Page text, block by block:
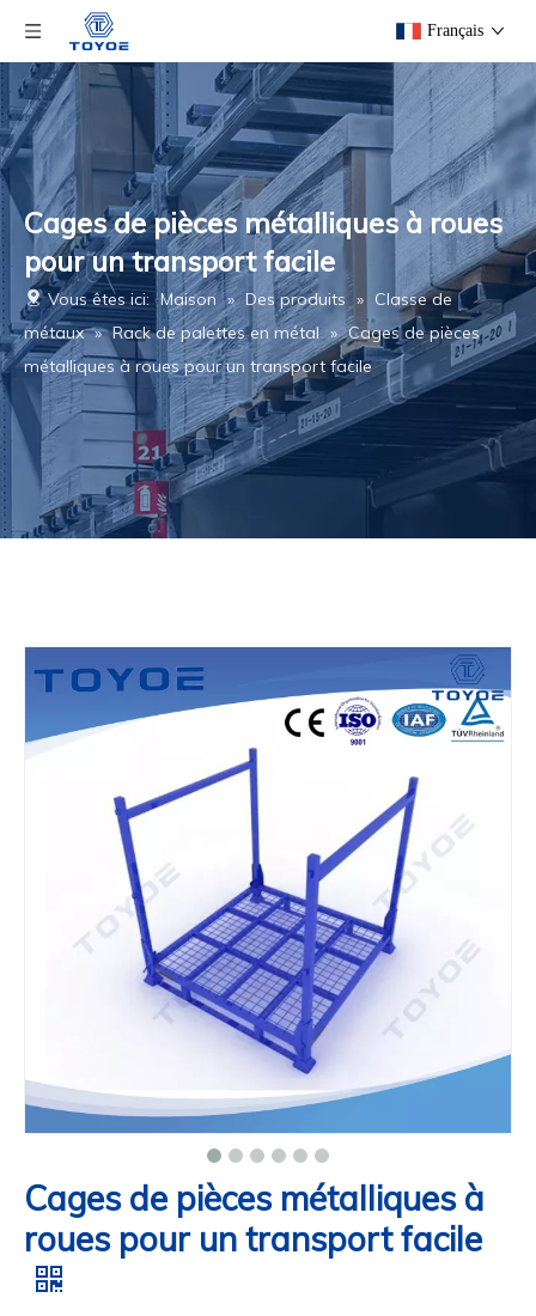
Français
Cages de pièces métalliques à roues
pour un transport facile
Vous êtes ici: Maison » Des produits » Classe de
métaux » Rack de palettes en métal » Cages de pièces
métalliques à roues pour un transport facile
Cages de pièces métalliques à
roues pour un transport facile